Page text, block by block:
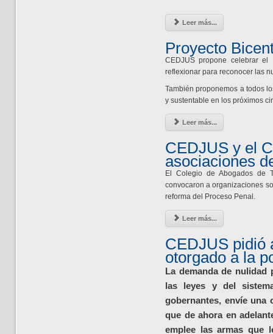
Leer más...
Proyecto
CEDJUS propone celebrar
reflexionar para reconocer las
También proponemos a todos
y sustentable en los próximos
Leer más...
CEDJUS y el
asociaciones
El Colegio de Abogados de
convocaron a organizaciones
reforma del Proceso Penal.
Leer más...
CEDJUS pidió
otorgado a la
La demanda de
las leyes y del
gobernantes, envíe una
que de ahora en
emplee las armas que